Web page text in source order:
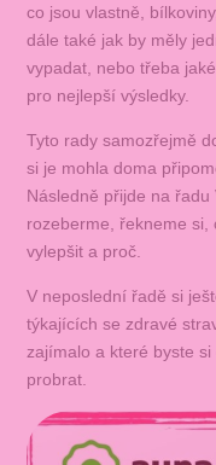
co jsou vlastně,
dále také jak by měly
vypadat, nebo třeba
pro nejlepší výsledky.
Tyto rady samozřejmě
si je mohla doma
Následně přijde na
rozeberme, řekneme si,
vylepšit a proč.
V neposlední řadě si
týkajících se zdravé
zajímalo a které byste
probrat.